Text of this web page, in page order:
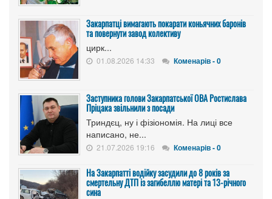
Закарпатці вимагають покарати коньячних баронів
та повернути завод колективу
цирк...
01.08.2026 14:33 Коменарів - 0
Заступника голови Закарпатської ОВА Ростислава
Пріцака звільнили з посади
Триндєц, ну і фізіономія. На лиці все
написано, не...
21.07.2026 19:16 Коменарів - 0
На Закарпатті водійку засудили до 8 років за
смертельну ДТП із загибеллю матері та 13-річного
сина